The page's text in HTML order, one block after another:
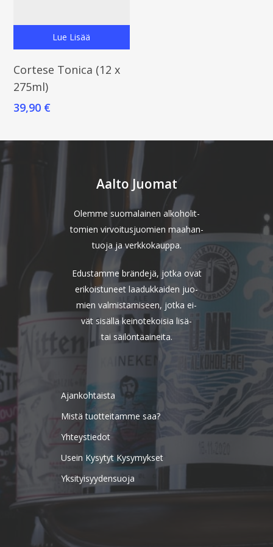
Lue Lisää
Cortese Tonica (12 x
275ml)
39,90€
Aalto Juomat
Olemme suomalainen alkoholit-
tomien virvoitusjuomien maahan-
tuoja ja verkkokauppa.
Edustamme brändejä, jotka ovat
erikoistuneet laadukkaiden juo-
mien valmistamiseen, jotka ei-
vät sisällä keinotekoisia lisä-
tai säilöntäaineita.
Ajankohtaista
Mistä tuotteitamme saa?
Yhteystiedot
Usein Kysytyt Kysymykset
Yksityisyydensuoja